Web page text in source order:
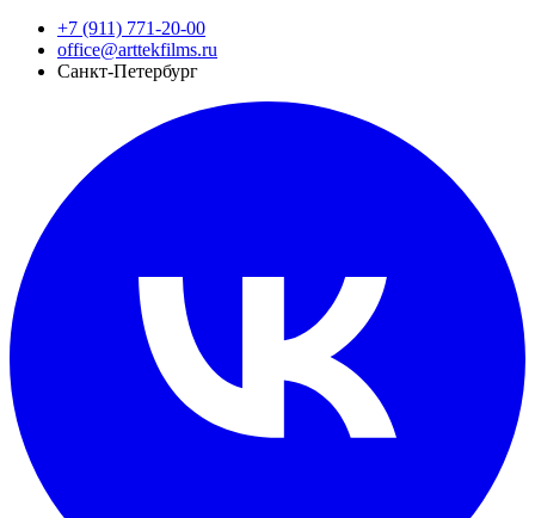
+7 (911) 771-20-00
office@arttekfilms.ru
Санкт-Петербург